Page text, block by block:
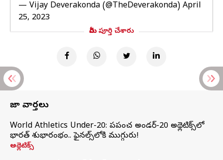
— Vijay Deverakonda (@TheDeverakonda) April
25, 2023
మీరు పూర్తి చేశారు
తాజా వార్తలు
World Athletics Under-20: ప్రపంచ అండర్-20 అథ్లెటిక్స్‌లో
భారత్‌ శుభారంభం.. ఫైనల్స్‌లోకి ముగ్గురు!
అథ్లెటిక్స్